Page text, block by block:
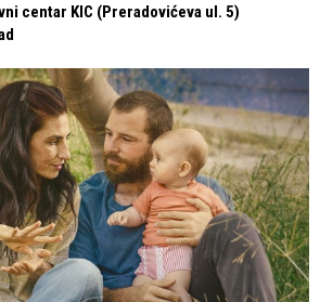
centar KIC (Preradovićeva ul. 5)